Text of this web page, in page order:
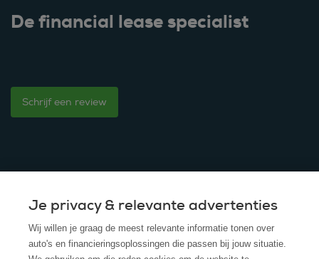
De financial lease specialist
Schrijf een review
© 2025 - ROS Krediet Service
Algemene Voorwaarden
Je privacy & relevante advertenties
Wij willen je graag de meest relevante informatie tonen over
auto's en financieringsoplossingen die passen bij jouw situatie.